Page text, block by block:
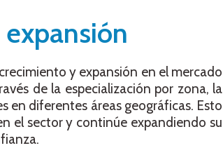
y expansión en el mercado
de la especialización por zona, la
en diferentes áreas geográficas. Esto
el sector y continúe expandiendo su